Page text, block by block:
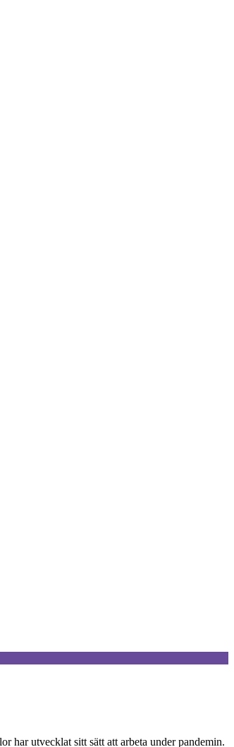
har utvecklat sitt sätt att arbeta under pandemin.